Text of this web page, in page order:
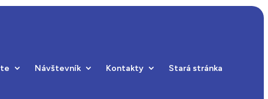
Návštevník Kontakty Stará stránka